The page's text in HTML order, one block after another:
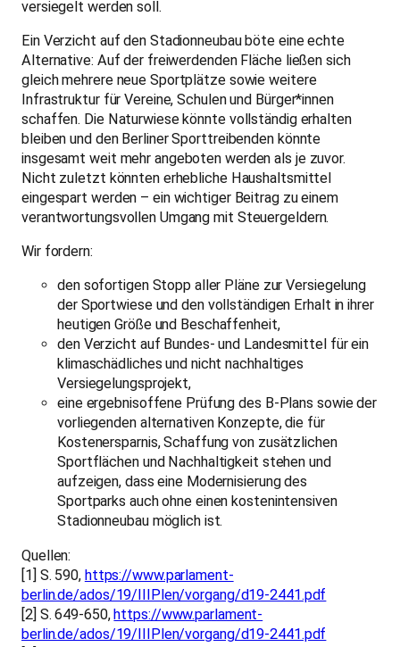
versiegelt werden soll.
Ein Verzicht auf den Stadionneubau böte eine echte
Alternative: Auf der freiwerdenden Fläche ließen sich
gleich mehrere neue Sportplätze sowie weitere
Infrastruktur für Vereine, Schulen und Bürger*innen
schaffen. Die Naturwiese könnte vollständig erhalten
bleiben und den Berliner Sporttreibenden könnte
insgesamt weit mehr angeboten werden als je zuvor.
Nicht zuletzt könnten erhebliche Haushaltsmittel
eingespart werden – ein wichtiger Beitrag zu einem
verantwortungsvollen Umgang mit Steuergeldern.
Wir fordern:
den sofortigen Stopp aller Pläne zur Versiegelung
der Sportwiese und den vollständigen Erhalt in ihrer
heutigen Größe und Beschaffenheit,
den Verzicht auf Bundes- und Landesmittel für ein
klimaschädliches und nicht nachhaltiges
Versiegelungsprojekt,
eine ergebnisoffene Prüfung des B-Plans sowie der
vorliegenden alternativen Konzepte, die für
Kostenersparnis, Schaffung von zusätzlichen
Sportflächen und Nachhaltigkeit stehen und
aufzeigen, dass eine Modernisierung des
Sportparks auch ohne einen kostenintensiven
Stadionneubau möglich ist.
Quellen:
[1] S. 590, https://www.parlament-
berlin.de/ados/19/IIIPlen/vorgang/d19-2441.pdf
[2] S. 649-650,https://www.parlament-
berlin.de/ados/19/IIIPlen/vorgang/d19-2441.pdf